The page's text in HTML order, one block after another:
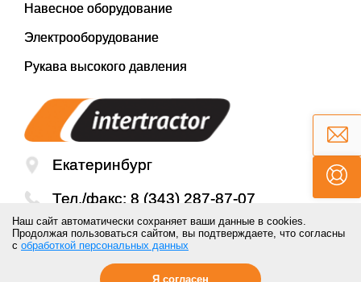
Навесное оборудование
Электрооборудование
Рукава высокого давления
Екатеринбург
Тел./факс: 8 (343) 287-87-07
Email:mail@inter-tractor.ru
Наш сайт автоматически сохраняет ваши данные в cookies.
Продолжая пользоваться сайтом, вы подтверждаете, что согласны
с обработкой персональных данных
Я согласен